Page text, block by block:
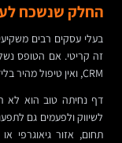
החלק שנשכח
בעלי עסקים רבים
זה קריטי. אם הטופס
CRM, ואין טיפול מהיר בליד — חלק מהמאמץ הולך לאיבוד.
דף נחיתה טוב הוא לא
לשיווק ולפעמים גם